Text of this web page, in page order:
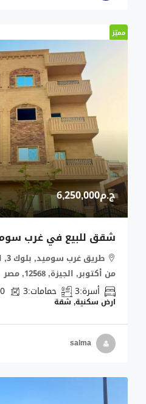
مميّز
ج.م6,250,000
شقق للبيع في غرب سوميد – 6
من أكتوبر, الجيزة, 12568, مصر
أسرة:3 حمامات:3
ارض سكنية, شقة
salma